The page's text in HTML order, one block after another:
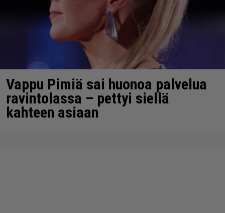
Vappu Pimiä sai huonoa palvelua
ravintolassa – pettyi siellä
kahteen asiaan